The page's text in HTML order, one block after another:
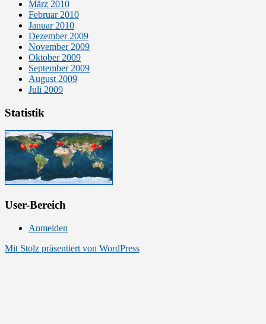
März 2010
Februar 2010
Januar 2010
Dezember 2009
November 2009
Oktober 2009
September 2009
August 2009
Juli 2009
Statistik
User-Bereich
Anmelden
Mit Stolz präsentiert von WordPress